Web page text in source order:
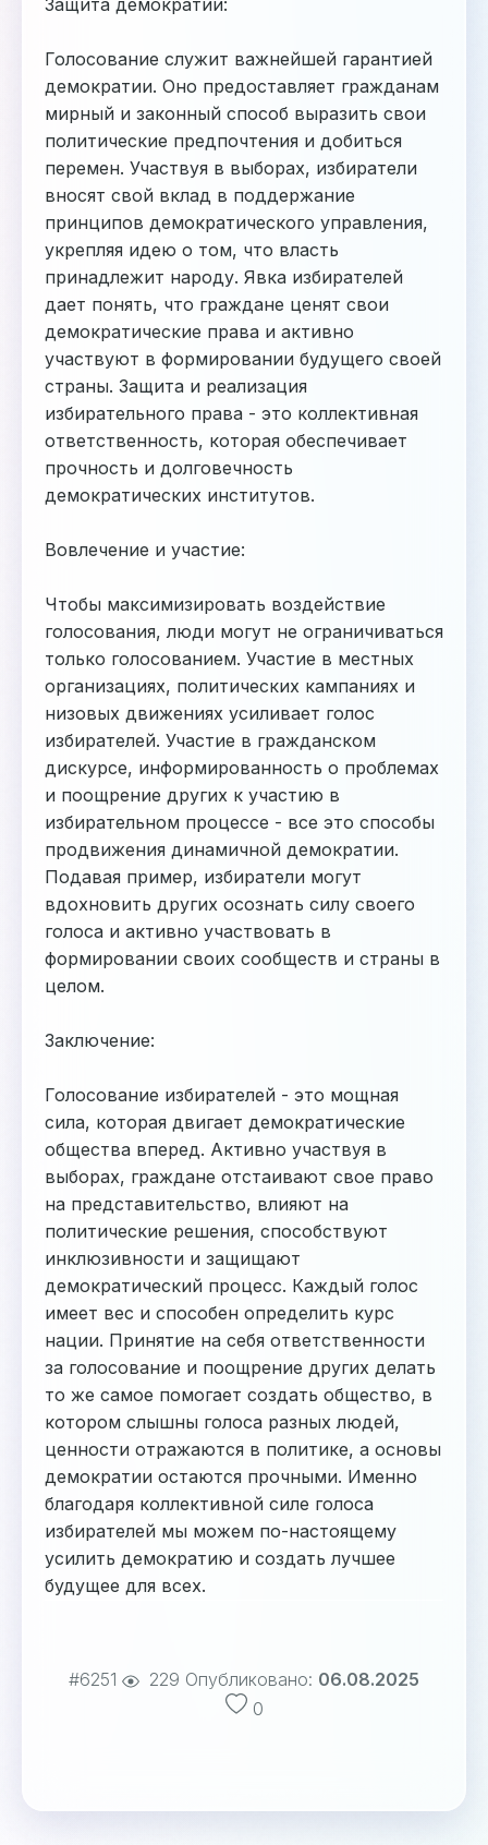
Защита демократии:
Голосование служит важнейшей гарантией
демократии. Оно предоставляет гражданам
мирный и законный способ выразить свои
политические предпочтения и добиться
перемен. Участвуя в выборах, избиратели
вносят свой вклад в поддержание
принципов демократического управления,
укрепляя идею о том, что власть
принадлежит народу. Явка избирателей
дает понять, что граждане ценят свои
демократические права и активно
участвуют в формировании будущего своей
страны. Защита и реализация
избирательного права - это коллективная
ответственность, которая обеспечивает
прочность и долговечность
демократических институтов.
Вовлечение и участие:
Чтобы максимизировать воздействие
голосования, люди могут не ограничиваться
только голосованием. Участие в местных
организациях, политических кампаниях и
низовых движениях усиливает голос
избирателей. Участие в гражданском
дискурсе, информированность о проблемах
и поощрение других к участию в
избирательном процессе - все это способы
продвижения динамичной демократии.
Подавая пример, избиратели могут
вдохновить других осознать силу своего
голоса и активно участвовать в
формировании своих сообществ и страны в
целом.
Заключение:
Голосование избирателей - это мощная
сила, которая двигает демократические
общества вперед. Активно участвуя в
выборах, граждане отстаивают свое право
на представительство, влияют на
политические решения, способствуют
инклюзивности и защищают
демократический процесс. Каждый голос
имеет вес и способен определить курс
нации. Принятие на себя ответственности
за голосование и поощрение других делать
то же самое помогает создать общество, в
котором слышны голоса разных людей,
ценности отражаются в политике, а основы
демократии остаются прочными. Именно
благодаря коллективной силе голоса
избирателей мы можем по-настоящему
усилить демократию и создать лучшее
будущее для всех.
#6251 229 Опубликовано: 06.08.2025
0